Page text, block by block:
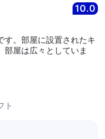
using our e-
our team’s
our guests happy
for them, but we
like you and your
youand your lovely
stays with
10.0
す。部屋に設置されたキ
部屋は広々としていま
ト